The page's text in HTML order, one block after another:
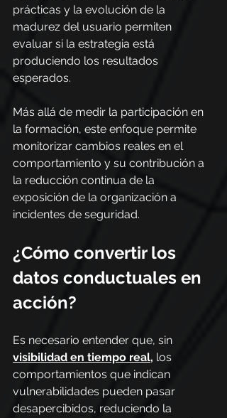
prácticas y la evolución de la
madurez del usuario permiten
evaluar si la estrategia está
produciendo los resultados
esperados.
Más allá de medir la participación en
la formación, este enfoque permite
monitorizar cambios reales en el
comportamiento y su contribución a
la reducción continua de la
exposición de la organización a
incidentes de seguridad.
¿Cómo convertir los
datos conductuales en
acción?
Es necesario entender que, sin
visibilidad en tiempo real, los
comportamientos que indican
vulnerabilidades pueden pasar
desapercibidos, reduciendo la